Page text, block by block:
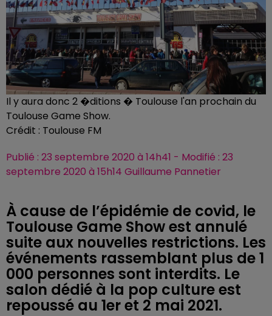
Il y aura donc 2 �ditions � Toulouse l'an prochain du
Toulouse Game Show.
Crédit : Toulouse FM
Publié : 23 septembre 2020 à 14h41 - Modifié : 23
septembre 2020 à 15h14 Guillaume Pannetier
À cause de l’épidémie de covid, le
Toulouse Game Show est annulé
suite aux nouvelles restrictions. Les
événements rassemblant plus de 1
000 personnes sont interdits. Le
salon dédié à la pop culture est
repoussé au 1er et 2 mai 2021.